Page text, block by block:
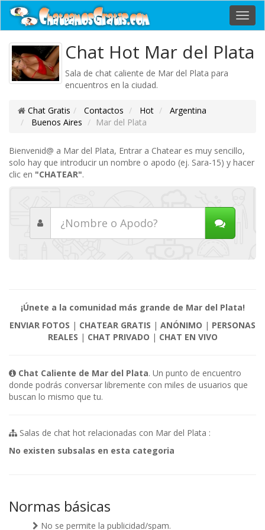
Chat Hot Mar del Plata
Sala de chat caliente de Mar del Plata para
encuentros en la ciudad.
Chat Gratis Contactos Hot
Argentina
Buenos Aires
Mar del Plata
Bienvenid@ a Mar del Plata, Entrar a Chatear es muy sencillo,
solo hay que introducir un nombre o apodo (ej. Sara-15) y hacer
clic en "CHATEAR".
¡Únete a la comunidad más grande de Mar del Plata!
ENVIAR FOTOS | CHATEAR GRATIS | ANÓNIMO | PERSONAS
REALES | CHAT PRIVADO | CHAT EN VIVO
Chat Caliente de Mar del Plata. Un punto de encuentro
donde podrás conversar libremente con miles de usuarios que
buscan lo mismo que tu.
Salas de chat hot relacionadas con Mar del Plata :
No existen subsalas en esta categoria
Normas básicas
No se permite la publicidad/spam.